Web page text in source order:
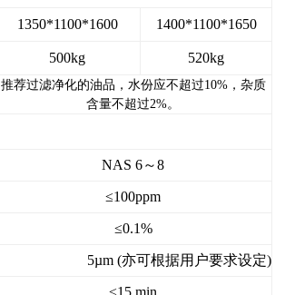
1350*1100*1600 1400*1100*1650
500kg 520kg
推荐过滤净化的油品，水份应不超过10%，杂质
含量不超过2%。
NAS 6～8
≤100ppm
≤0.1%
5µm (亦可根据用户要求设定)